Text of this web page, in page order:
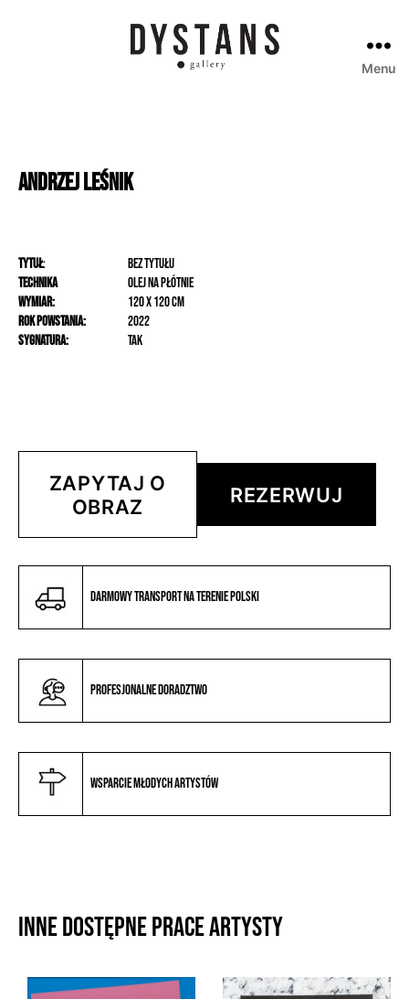
Menu
AndrzejLeśnik
Tytuł:
Bez tytułu
Technika
olej na płótnie
Wymiar:
120 x 120 cm
Rok powstania:
2022
Sygnatura:
Tak
ZAPYTAJ O
OBRAZ
REZERWUJ
Darmowy transport na terenie Polski
Profesjonalne doradztwo
Wsparcie młodych artystów
Inne dostępne prace artysty